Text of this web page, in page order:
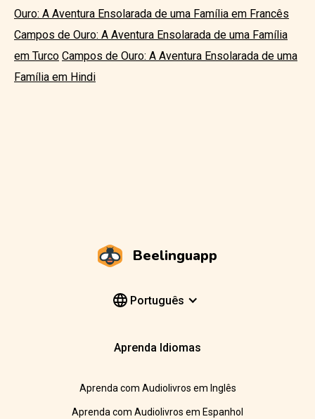
Ouro: A Aventura Ensolarada de uma Família em Francês
Campos de Ouro: A Aventura Ensolarada de uma Família
em Turco Campos de Ouro: A Aventura Ensolarada de uma
Família em Hindi
Beelinguapp
Português
Aprenda Idiomas
Aprenda com Audiolivros em Inglês
Aprenda com Audiolivros em Espanhol